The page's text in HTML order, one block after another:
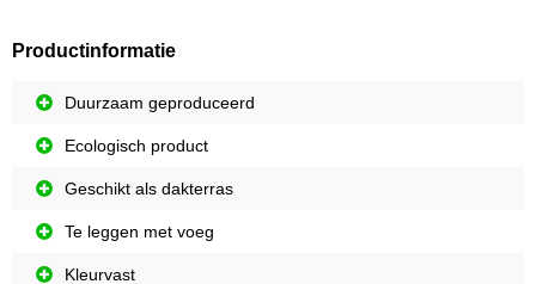
Productinformatie
Duurzaam geproduceerd
Ecologisch product
Geschikt als dakterras
Te leggen met voeg
Kleurvast